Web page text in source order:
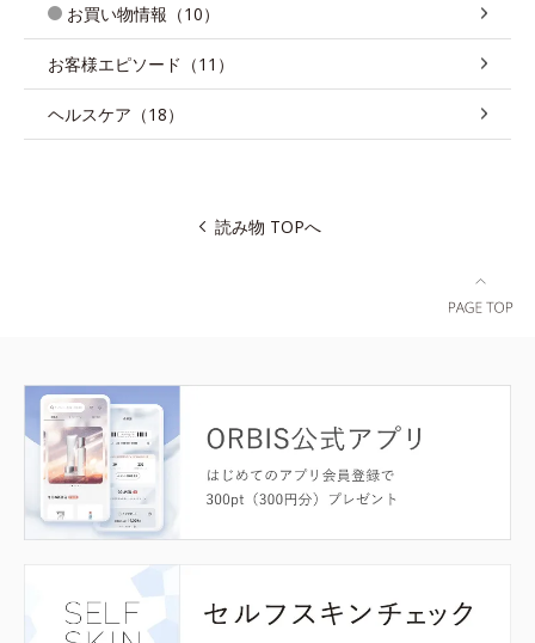
お買い物情報（10）
お客様エピソード（11）
ヘルスケア（18）
読み物 TOPへ